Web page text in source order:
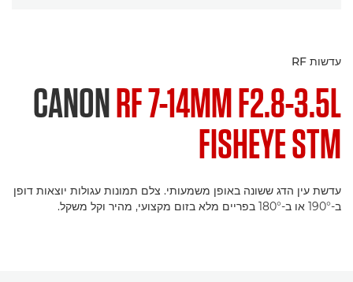
עדשות RF
CANONRF 7-14MM F2.8-3.5L
FISHEYE STM
עדשת עין הדג ששונה באופן משמעותי. צלם תמונות עגולות יוצאות דופן
ב-190° או ב-180° בפריים מלא בזום מקצועי, מהיר וקל משקל.